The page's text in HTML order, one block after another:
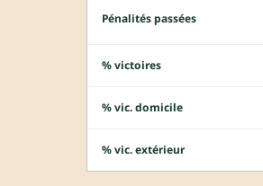
Pénalités passées
% victoires
% vic. domicile
% vic. extérieur